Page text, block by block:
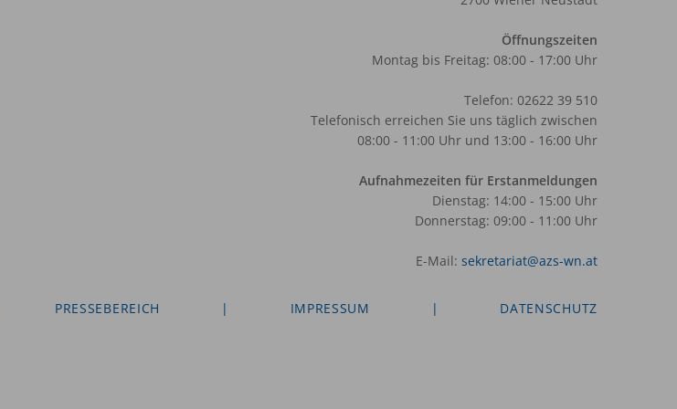
Öffnungszeiten
Montag bis Freitag: 08:00 - 17:00 Uhr
Telefon: 02622 39 510
Telefonisch erreichen Sie uns täglich zwischen
08:00 - 11:00 Uhr und 13:00 - 16:00 Uhr
Aufnahmezeiten für Erstanmeldungen
Dienstag: 14:00 - 15:00 Uhr
Donnerstag: 09:00 - 11:00 Uhr
E-Mail: sekretariat@azs-wn.at
PRESSEBEREICH | IMPRESSUM | DATENSCHUTZ